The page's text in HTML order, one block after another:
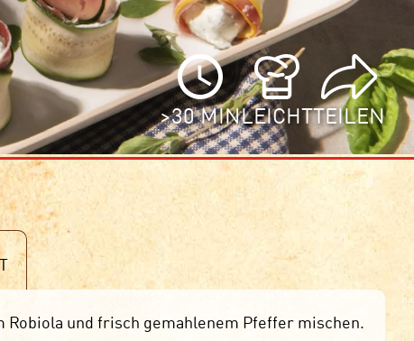
>30 MINLEICHTTEILEN
Robiola und frisch gemahlenem Pfeffer mischen.